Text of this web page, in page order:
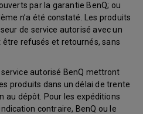
par la garantie BenQ; ou
n’a été constaté. Les produits
de service autorisé avec un
refusés et retournés, sans
autorisé BenQ mettront
produits dans un délai de trente
au dépôt. Pour les expéditions
contraire, BenQ ou le